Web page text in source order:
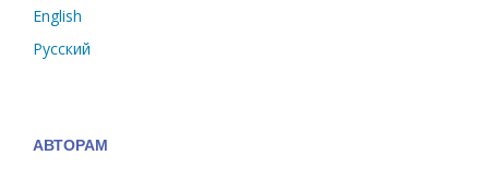
English
Русский
АВТОРАМ